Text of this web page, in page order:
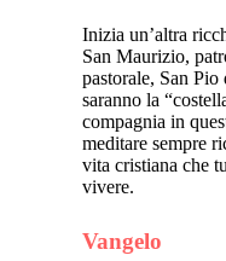
Inizia un’altra
San Maurizio,
pastorale, San Pio
saranno la
compagnia in
meditare sempre
vita cristiana che
vivere.
Vangelo